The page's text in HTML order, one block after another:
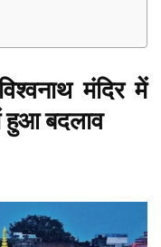
मंदिर में
हुआ बदलाव